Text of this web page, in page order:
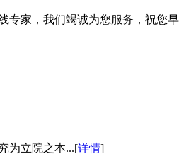
专家，我们竭诚为您服务，祝您早
为立院之本...[详情]